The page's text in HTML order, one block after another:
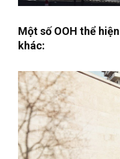
Một số OOH thể
khác: